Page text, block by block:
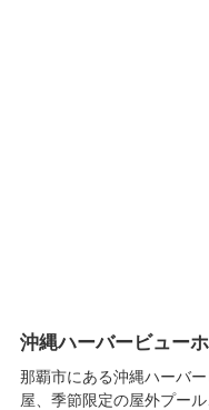
沖縄ハーバービュー
那覇市にある沖縄ハーバ
屋、季節限定の屋外プー